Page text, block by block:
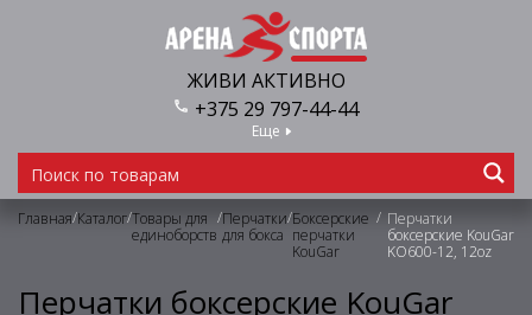
ЖИВИ АКТИВНО
+375 29 797-44-44
Еще
Главная/Каталог/Товары для
единоборств
/Перчатки
для бокса
/Боксерские
перчатки
KouGar
/ Перчатки
боксерские KouGar
KO600-12, 12oz
Перчатки боксерские KouGar